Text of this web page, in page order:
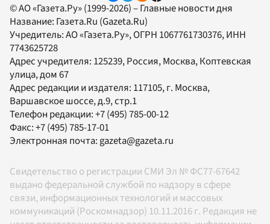
© АО «Газета.Ру» (1999-2026) – Главные новости дня
Название: Газета.Ru (Gazeta.Ru)
Учредитель:АО «Газета.Ру», ОГРН 1067761730376, ИНН
7743625728
Адрес учредителя: 125239, Россия, Москва, Коптевская
улица, дом 67
Адрес редакции и издателя: 117105, г. Москва,
Варшавское шоссе, д.9, стр.1
Телефон редакции:+7 (495) 785-00-12
Факс:+7 (495) 785-17-01
Электронная почта: gazeta@gazeta.ru
Свидетельство о регистрации СМИ Эл № ФС77-67642
выдано федеральной службой по надзору в сфере
связи, информационных технологий и массовых
коммуникаций (Роскомнадзор) 10.11.2016 г. Редакция не